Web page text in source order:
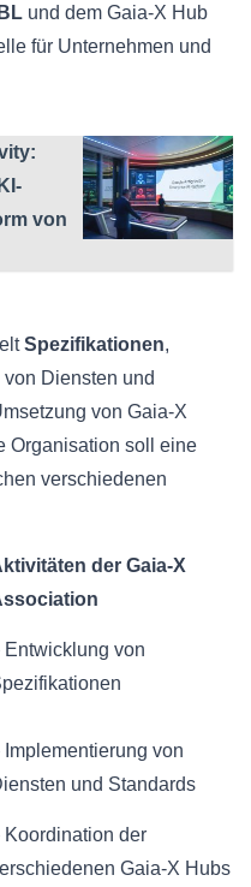
und dem Gaia-X Hub
für Unternehmen und
von
Spezifikationen,
Diensten und
von Gaia-X
Organisation soll eine
verschiedenen
der Gaia-X
Entwicklung von
Implementierung von
und Standards
Koordination der
Gaia-X Hubs